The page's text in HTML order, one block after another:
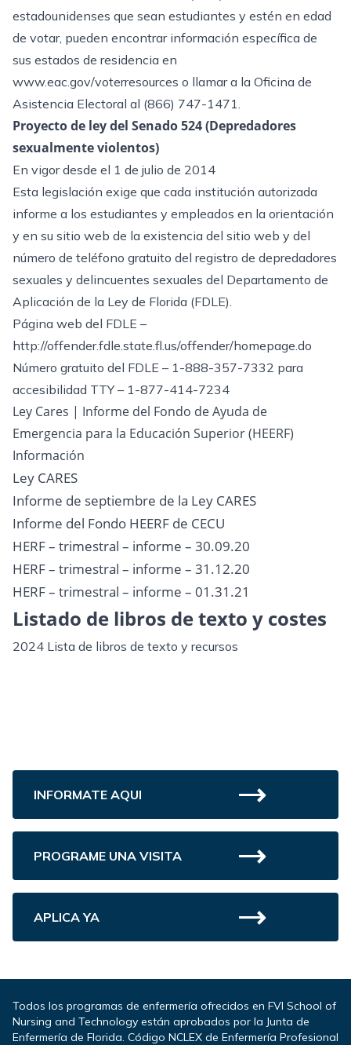
estadounidenses que sean estudiantes y estén en edad
de votar, pueden encontrar información específica de
sus estados de residencia en
www.eac.gov/voterresources o llamar a la Oficina de
Asistencia Electoral al (866) 747-1471.
Proyecto de ley del Senado 524 (Depredadores
sexualmente violentos)
En vigor desde el 1 de julio de 2014
Esta legislación exige que cada institución autorizada
informe a los estudiantes y empleados en la orientación
y en su sitio web de la existencia del sitio web y del
número de teléfono gratuito del registro de depredadores
sexuales y delincuentes sexuales del Departamento de
Aplicación de la Ley de Florida (FDLE).
Página web del FDLE –
http://offender.fdle.state.fl.us/offender/homepage.do
Número gratuito del FDLE – 1-888-357-7332 para
accesibilidad TTY – 1-877-414-7234
Ley Cares | Informe del Fondo de Ayuda de
Emergencia para la Educación Superior (HEERF)
Información
Ley CARES
Informe de septiembre de la Ley CARES
Informe del Fondo HEERF de CECU
HERF – trimestral – informe – 30.09.20
HERF – trimestral – informe – 31.12.20
HERF – trimestral – informe – 01.31.21
Listado de libros de texto y costes
2024 Lista de libros de texto y recursos
INFORMATE AQUI
PROGRAME UNA VISITA
APLICA YA
Todos los programas de enfermería ofrecidos en FVI School of
Nursing and Technology están aprobados por la Junta de
Enfermería de Florida. Código NCLEX de Enfermería Profesional